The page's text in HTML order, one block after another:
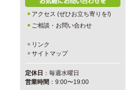
アクセス (ぜひお立ち寄りを!)
ご相談・お問い合わせ
リンク
サイトマップ
定休日 ：毎週水曜日
営業時間 ：9:00〜19:00